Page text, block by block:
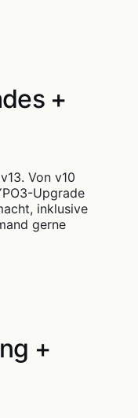
+
Von v10
Upgrade
inklusive
gerne
+